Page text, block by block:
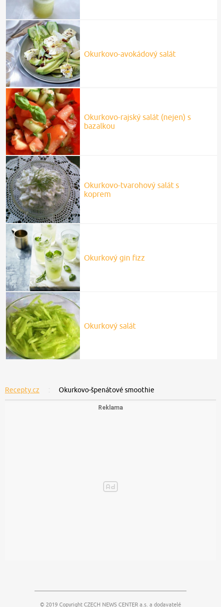
Okurkovo-avokádový salát
Okurkovo-rajský salát (nejen) s
bazalkou
Okurkovo-tvarohový salát s
koprem
Okurkový gin fizz
Okurkový salát
Recepty.cz Okurkovo-špenátové smoothie
© 2019 Copyright CZECH NEWS CENTER a.s. a dodavatelé